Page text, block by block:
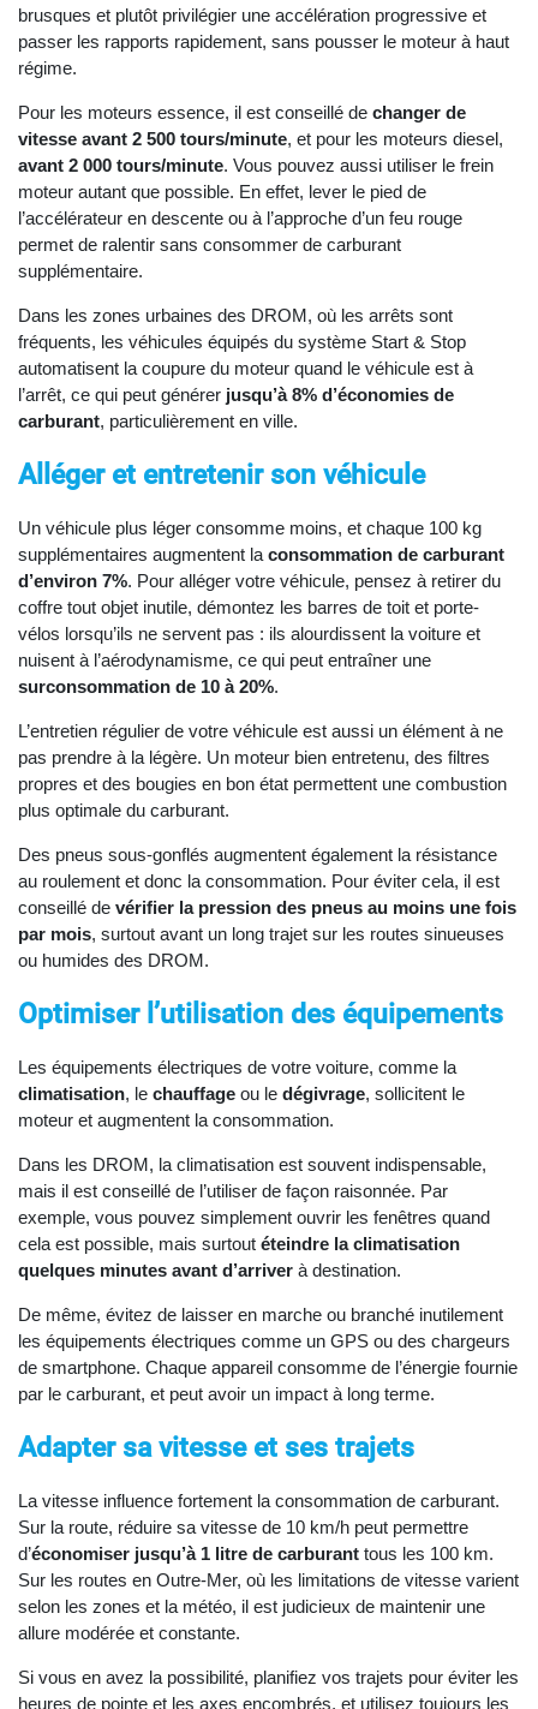
brusques et plutôt privilégier une accélération progressive et
passer les rapports rapidement, sans pousser le moteur à haut
régime.
Pour les moteurs essence, il est conseillé de changer de
vitesse avant 2 500 tours/minute, et pour les moteurs diesel,
avant 2 000 tours/minute. Vous pouvez aussi utiliser le frein
moteur autant que possible. En effet, lever le pied de
l’accélérateur en descente ou à l’approche d’un feu rouge
permet de ralentir sans consommer de carburant
supplémentaire.
Dans les zones urbaines des DROM, où les arrêts sont
fréquents, les véhicules équipés du système Start & Stop
automatisent la coupure du moteur quand le véhicule est à
l’arrêt, ce qui peut générer jusqu’à 8% d’économies de
carburant, particulièrement en ville.
Alléger et entretenir son véhicule
Un véhicule plus léger consomme moins, et chaque 100 kg
supplémentaires augmentent la consommation de carburant
d’environ 7%. Pour alléger votre véhicule, pensez à retirer du
coffre tout objet inutile, démontez les barres de toit et porte-
vélos lorsqu’ils ne servent pas : ils alourdissent la voiture et
nuisent à l’aérodynamisme, ce qui peut entraîner une
surconsommation de 10 à 20%.
L’entretien régulier de votre véhicule est aussi un élément à ne
pas prendre à la légère. Un moteur bien entretenu, des filtres
propres et des bougies en bon état permettent une combustion
plus optimale du carburant.
Des pneus sous-gonflés augmentent également la résistance
au roulement et donc la consommation. Pour éviter cela, il est
conseillé de vérifier la pression des pneus au moins une fois
par mois, surtout avant un long trajet sur les routes sinueuses
ou humides des DROM.
Optimiser l’utilisation des équipements
Les équipements électriques de votre voiture, comme la
climatisation, le chauffage ou le dégivrage, sollicitent le
moteur et augmentent la consommation.
Dans les DROM, la climatisation est souvent indispensable,
mais il est conseillé de l’utiliser de façon raisonnée. Par
exemple, vous pouvez simplement ouvrir les fenêtres quand
cela est possible, mais surtout éteindre la climatisation
quelques minutes avant d’arriver à destination.
De même, évitez de laisser en marche ou branché inutilement
les équipements électriques comme un GPS ou des chargeurs
de smartphone. Chaque appareil consomme de l’énergie fournie
par le carburant, et peut avoir un impact à long terme.
Adapter sa vitesse et ses trajets
La vitesse influence fortement la consommation de carburant.
Sur la route, réduire sa vitesse de 10 km/h peut permettre
d’économiser jusqu’à 1 litre de carburant tous les 100 km.
Sur les routes en Outre-Mer, où les limitations de vitesse varient
selon les zones et la météo, il est judicieux de maintenir une
allure modérée et constante.
Si vous en avez la possibilité, planifiez vos trajets pour éviter les
heures de pointe et les axes encombrés, et utilisez toujours les